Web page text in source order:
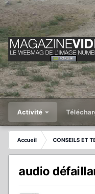
Activité
Accueil CONSEILS ET
audio